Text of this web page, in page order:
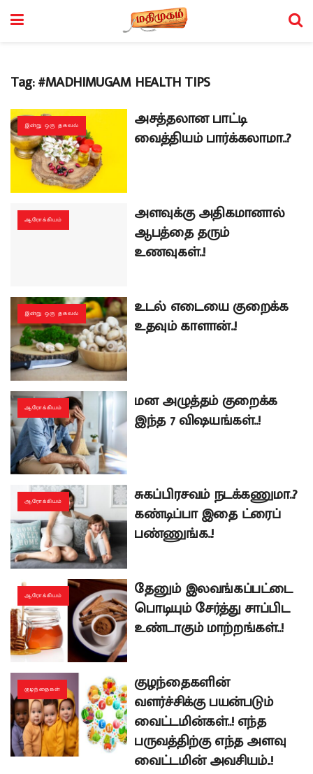
Tag:#MADHIMUGAM HEALTH TIPS
இன்று ஒரு தகவல்
அசத்தலான பாட்டி
வைத்தியம் பார்க்கலாமா..?
ஆரோக்கியம்
அளவுக்கு அதிகமானால்
ஆபத்தை தரும்
உணவுகள்..!
இன்று ஒரு தகவல்
உடல் எடையை குறைக்க
உதவும் காளான்..!
ஆரோக்கியம்
மன அழுத்தம் குறைக்க
இந்த 7 விஷயங்கள்..!
ஆரோக்கியம்
சுகப்பிரசவம் நடக்கணுமா..?
கண்டிப்பா இதை ட்ரைப்
பண்ணுங்க..!
ஆரோக்கியம்
தேனும் இலவங்கப்பட்டை
பொடியும் சேர்த்து சாப்பிட
உண்டாகும் மாற்றங்கள்..!
குழந்தைகள்
குழந்தைகளின்
வளர்ச்சிக்கு பயன்படும்
வைட்டமின்கள்..! எந்த
பருவத்திற்கு எந்த அளவு
வைட்டமின் அவசியம்..!